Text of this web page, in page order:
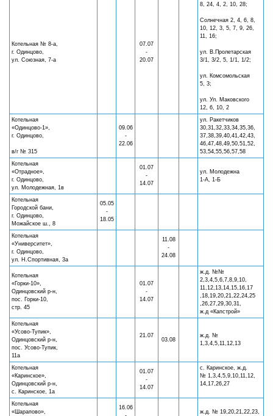
Котельная № 8-а,
г. Одинцово,
ул. Союзная, 7-а
07.07
-
20.07
8, 24, 4, 2, 10, 28;
Солнечная 2, 4, 6, 8,
10, 12, 3, 5, 7, 9, 26,
11, 16;
ул. В.Пролетарская
3/1, 3/2, 5, 1/1, 1/2;
ул. Комсомольская
5, 3;
ул. Ул. Маковского
12, 6, 10, 2
Котельная
«Одинцово-1»,
г. Одинцово,
в/г № 315
09.06
-
22.06
ул. Ракетчиков
30,31,32,33,34,35,36,
37,38,39,40,41,42,43,
46,47,48,49,50,51,52,
53,54,55,56,57,58
Котельная
«Отрадное»,
г. Одинцово,
ул. Молодежная, 1в
01.07
-
14.07
ул. Молодежна
1-А, 1-Б
Котельная
Городской бани,
г. Одинцово,
Можайское ш., 8
05.05
-
18.05
Котельная
«Университет»,
г. Одинцово,
ул. Н.Спортивная, 3а
11.08
-
24.08
Котельная
«Горки-10»,
Одинцовский р-н,
пос. Горки-10,
стр. 45
01.07
-
14.07
ж.д. №№
2,3,4,5,6,7,8,9,10,
11,12,13,14,15,16,17
,18,19,20,21,22,24,25
,26,27,29,30,31,
ж.д «Капстрой»
Котельная
«Усово-Тупик»,
Одинцовский р-н,
пос. Усово-Тупик,
11а
21.07
03.08
ж.д. №
1,3,4,5,11,12,13
Котельная
«Каринское»,
Одинцовский р-н,
с. Каринское, 1а
01.07
-
14.07
с. Каринское, ж.д.
№ 1,3,4,5,9,10,11,12,
14,17,26,27
Котельная
«Шарапово»,
16.06
ж.д. № 19,20,21,22,23,